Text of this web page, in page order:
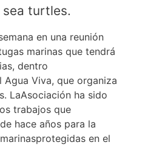
turtles.
en una reunión
marinas que tendrá
dentro
Viva, que organiza
LaAsociación ha sido
trabajos que
hace años para la
en el